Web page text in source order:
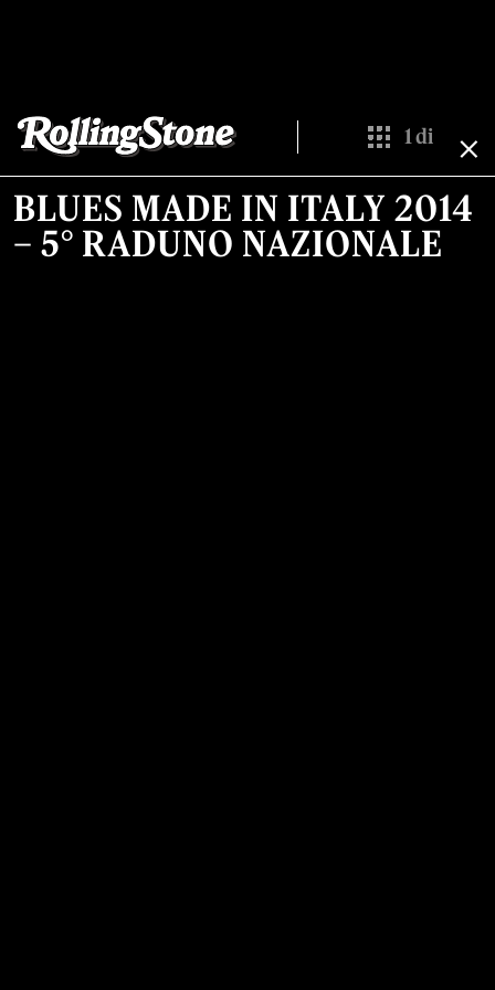
Show All
1di
BLUES MADE IN ITALY 2014
– 5° RADUNO NAZIONALE